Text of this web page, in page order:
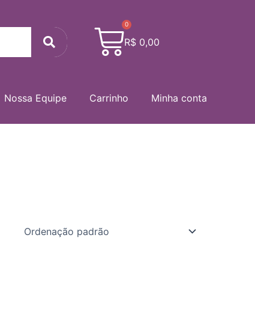
Search
R$ 0,00
0
Cart
Nossa Equipe Carrinho Minha conta